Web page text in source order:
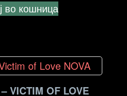
во кошница
VICTIM OF LOVE